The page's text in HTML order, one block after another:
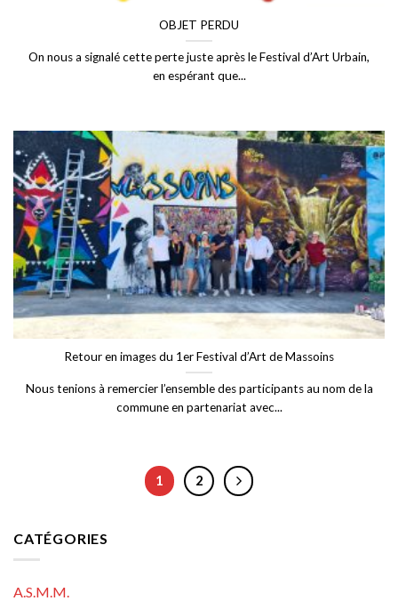
OBJET PERDU
On nous a signalé cette perte juste après le Festival d’Art Urbain,
en espérant que...
Retour en images du 1er Festival d’Art de Massoins
Nous tenions à remercier l’ensemble des participants au nom de la
commune en partenariat avec...
1 2
CATÉGORIES
A.S.M.M.